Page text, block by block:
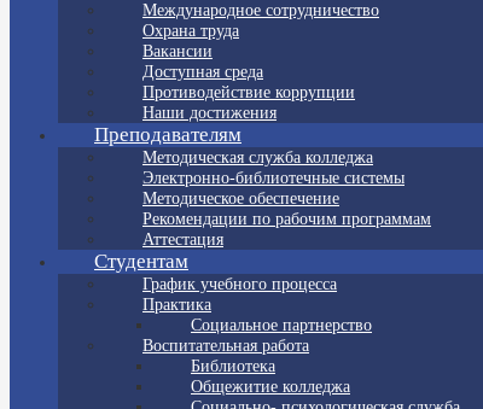
Международное сотрудничество
Охрана труда
Вакансии
Доступная среда
Противодействие коррупции
Наши достижения
Преподавателям
Методическая служба колледжа
Электронно-библиотечные системы
Методическое обеспечение
Рекомендации по рабочим программам
Аттестация
Студентам
График учебного процесса
Практика
Социальное партнерство
Воспитательная работа
Библиотека
Общежитие колледжа